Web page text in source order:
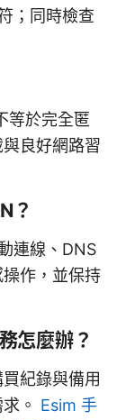
；同時檢查
等於完全匿
良好網路習
？
連線、DNS
作，並保持
怎麼辦？
紀錄與備用
。 Esim 手